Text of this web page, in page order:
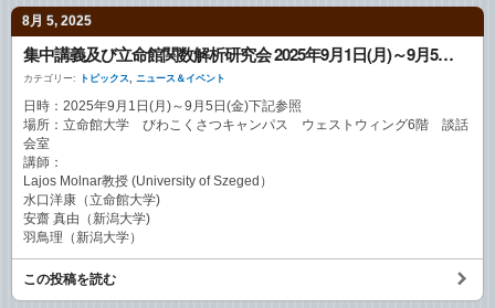
8月 5, 2025
集中講義及び立命館関数解析研究会 2025年9月1日(月)～9月5日(金)
カテゴリー: トピックス, ニュース＆イベント
日時：2025年9月1日(月)～9月5日(金)下記参照
場所：立命館大学 びわこくさつキャンパス ウェストウィング6階 談話
会室
講師：
Lajos Molnar教授 (University of Szeged）
水口洋康（立命館大学)
安齋 真由（新潟大学)
羽鳥理（新潟大学）
この投稿を読む